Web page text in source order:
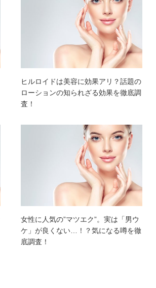
ヒルロイドは美容に効果アリ？話題の
ローションの知られざる効果を徹底調
査！
女性に人気の”マツエク”。実は「男ウ
ケ」が良くない…！？気になる噂を徹
底調査！